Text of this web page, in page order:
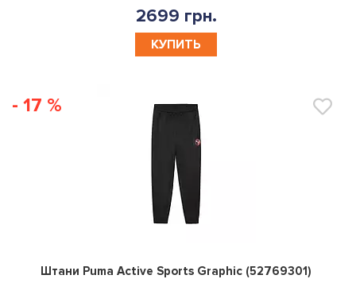
2699 грн.
КУПИТЬ
- 17 %
0
Штани Puma Active Sports Graphic (52769301)